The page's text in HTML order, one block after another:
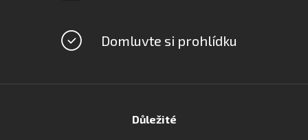
Domluvte si prohlídku
Důležité